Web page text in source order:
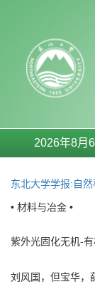
2026年8月
东北大学学报:自然
• 材料与冶金 •
紫外光固化无机-
刘风国，但宝华